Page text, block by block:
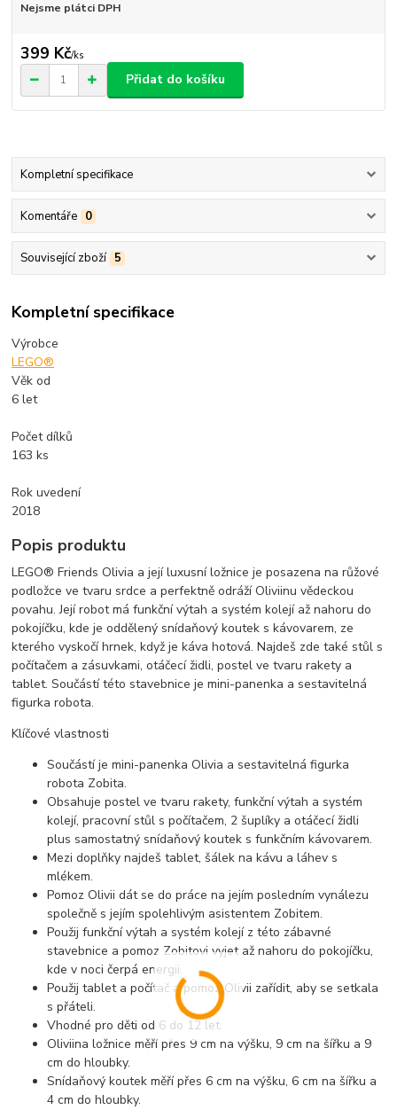
Nejsme plátci DPH
399 Kč/ks
Přidat do košíku
Kompletní specifikace
Komentáře 0
Související zboží 5
Kompletní specifikace
Výrobce
LEGO®
Věk od
6 let
Počet dílků
163 ks
Rok uvedení
2018
Popis produktu
LEGO® Friends Olivia a její luxusní ložnice je posazena na růžové
podložce ve tvaru srdce a perfektně odráží Oliviinu vědeckou
povahu. Její robot má funkční výtah a systém kolejí až nahoru do
pokojíčku, kde je oddělený snídaňový koutek s kávovarem, ze
kterého vyskočí hrnek, když je káva hotová. Najdeš zde také stůl s
počítačem a zásuvkami, otáčecí židli, postel ve tvaru rakety a
tablet. Součástí této stavebnice je mini-panenka a sestavitelná
figurka robota.
Klíčové vlastnosti
Součástí je mini-panenka Olivia a sestavitelná figurka
robota Zobita.
Obsahuje postel ve tvaru rakety, funkční výtah a systém
kolejí, pracovní stůl s počítačem, 2 šuplíky a otáčecí židli
plus samostatný snídaňový koutek s funkčním kávovarem.
Mezi doplňky najdeš tablet, šálek na kávu a láhev s
mlékem.
Pomoz Olivii dát se do práce na jejím posledním vynálezu
společně s jejím spolehlivým asistentem Zobitem.
Použij funkční výtah a systém kolejí z této zábavné
stavebnice a pomoz Zobitovi vyjet až nahoru do pokojíčku,
kde v noci čerpá energii.
Použij tablet a počítač a pomoz Olivii zařídit, aby se setkala
s přáteli.
Vhodné pro děti od 6 do 12 let.
Oliviina ložnice měří přes 9 cm na výšku, 9 cm na šířku a 9
cm do hloubky.
Snídaňový koutek měří přes 6 cm na výšku, 6 cm na šířku a
4 cm do hloubky.